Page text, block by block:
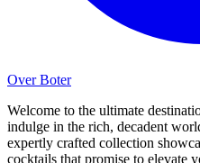
Over Boter
Welcome to the ultimate
indulge in the rich, decadent
expertly crafted collection
cocktails that promise to elevate